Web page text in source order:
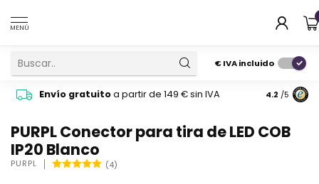
MENÚ
€IVA incluido
Envío gratuitoa partir de 149 € sin IVA Pide
4.2 /5
PURPL Conector para tira de LED COB
IP20 Blanco
PURPL (4)